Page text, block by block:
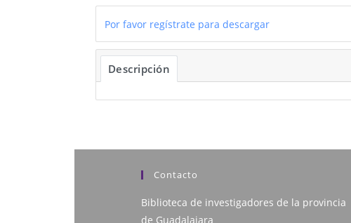
Por favor regístrate para descargar
Descripción
Contacto
Biblioteca de investigadores de la provincia
de Guadalajara